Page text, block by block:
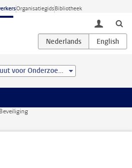
OrganisatiegidsBibliotheek
toggle
Leids Instituut voor Onderzoek in de Natuurkunde (LION)
Beveiliging